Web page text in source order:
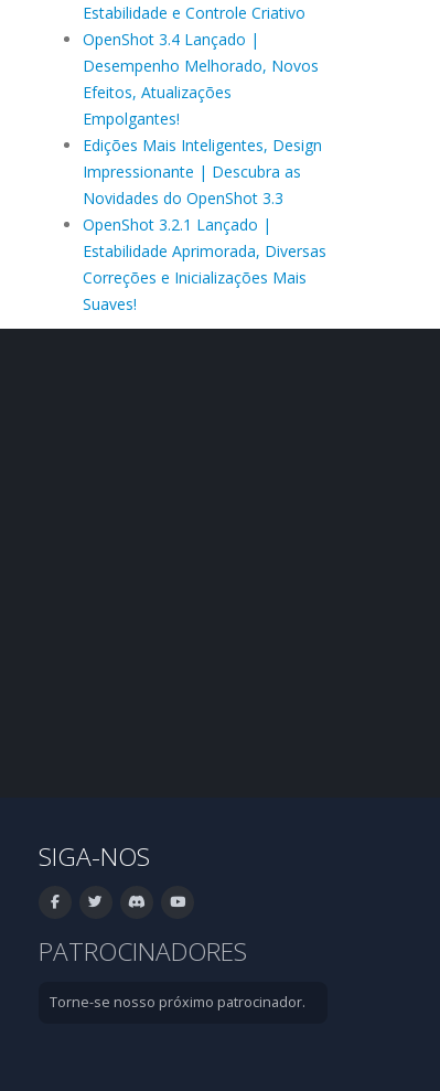
Estabilidade e Controle Criativo
OpenShot 3.4 Lançado |
Desempenho Melhorado, Novos
Efeitos, Atualizações
Empolgantes!
Edições Mais Inteligentes, Design
Impressionante | Descubra as
Novidades do OpenShot 3.3
OpenShot 3.2.1 Lançado |
Estabilidade Aprimorada, Diversas
Correções e Inicializações Mais
Suaves!
SIGA-NOS
PATROCINADORES
Torne-se nosso próximo patrocinador.